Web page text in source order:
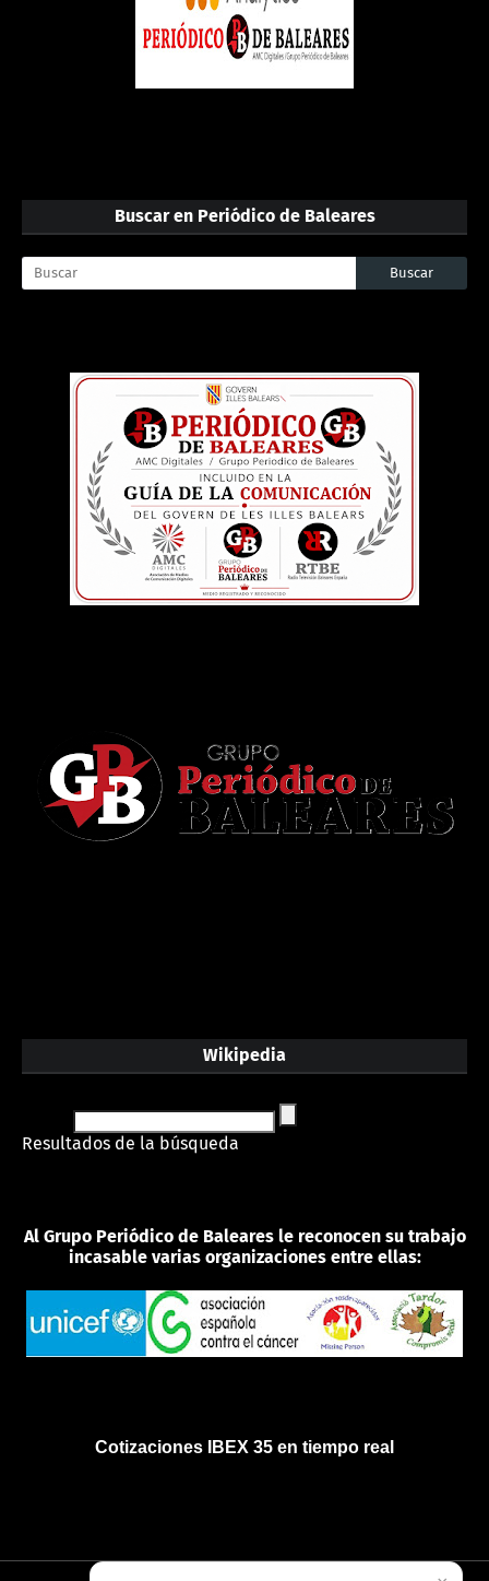
Buscar en Periódico de Baleares
Wikipedia
Resultados de la búsqueda
Al Grupo Periódico de Baleares le reconocen su trabajo
incasable varias organizaciones entre ellas:
Cotizaciones IBEX 35 en tiempo real